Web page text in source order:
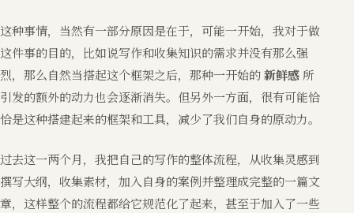
这种事情，当然有一部分原因是在于，可能一开始，我对于做
这件事的目的，比如说写作和收集知识的需求并没有那么强
烈，那么自然当搭起这个框架之后，那种一开始的新鲜感 所
引发的额外的动力也会逐渐消失。但另外一方面，很有可能恰
恰是这种搭建起来的框架和工具，减少了我们自身的原动力。
过去这一两个月，我把自己的写作的整体流程，从收集灵感到
撰写大纲，收集素材，加入自身的案例并整理成完整的一篇文
章，这样整个的流程都给它规范化了起来，甚至于加入了一些